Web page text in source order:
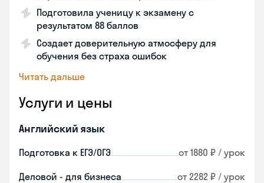
Подготовила ученицу к экзамену с
результатом 88 баллов
Создает доверительную атмосферу для
обучения без страха ошибок
Читать дальше
Услуги и цены
Английский язык
Подготовка к ЕГЭ/ОГЭ от 1880 ₽ / урок
Деловой - для бизнеса от 2282 ₽ / урок